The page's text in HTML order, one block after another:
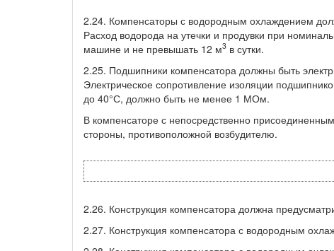
2.24. Компенсаторы с водородным охлаждением
Расход водорода на утечки и продувки при
машине и не превышать 12 м3 в сутки.
2.25. Подшипники компенсатора должны быть
Электрическое сопротивление изоляции
до 40°С, должно быть не менее 1 МОм.
В компенсаторе с непосредственно
стороны, противоположной возбудителю.
2.26. Конструкция компенсатора должна
2.27. Конструкция компенсатора с водородным